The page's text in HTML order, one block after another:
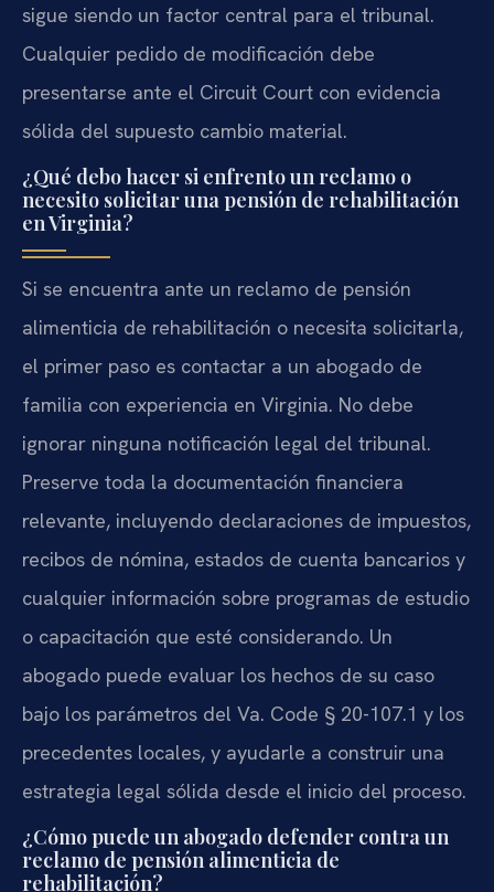
sigue siendo un factor central para el tribunal.
Cualquier pedido de modificación debe
presentarse ante el Circuit Court con evidencia
sólida del supuesto cambio material.
¿Qué debo hacer si enfrento un reclamo o
necesito solicitar una pensión de rehabilitación
en Virginia?
Si se encuentra ante un reclamo de pensión
alimenticia de rehabilitación o necesita solicitarla,
el primer paso es contactar a un abogado de
familia con experiencia en Virginia. No debe
ignorar ninguna notificación legal del tribunal.
Preserve toda la documentación financiera
relevante, incluyendo declaraciones de impuestos,
recibos de nómina, estados de cuenta bancarios y
cualquier información sobre programas de estudio
o capacitación que esté considerando. Un
abogado puede evaluar los hechos de su caso
bajo los parámetros del Va. Code § 20-107.1 y los
precedentes locales, y ayudarle a construir una
estrategia legal sólida desde el inicio del proceso.
¿Cómo puede un abogado defender contra un
reclamo de pensión alimenticia de
rehabilitación?